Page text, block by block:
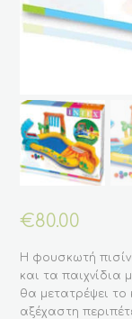
€80.00
Η φουσκωτή
και τα παιχνίδια
θα μετατρέψει το
αξέχαστη